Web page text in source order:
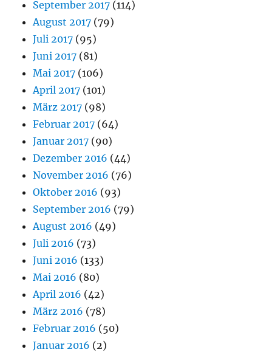
September 2017 (114)
August 2017 (79)
Juli 2017 (95)
Juni 2017 (81)
Mai 2017 (106)
April 2017 (101)
März 2017 (98)
Februar 2017 (64)
Januar 2017 (90)
Dezember 2016 (44)
November 2016 (76)
Oktober 2016 (93)
September 2016 (79)
August 2016 (49)
Juli 2016 (73)
Juni 2016 (133)
Mai 2016 (80)
April 2016 (42)
März 2016 (78)
Februar 2016 (50)
Januar 2016 (2)